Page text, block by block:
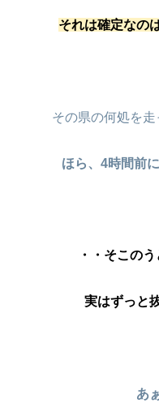
それは確定なの
その県の何処を走
ほら、4時間前
・・そこの
実はずっと
あ